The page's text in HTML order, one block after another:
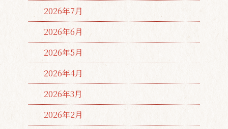
2026年7月
2026年6月
2026年5月
2026年4月
2026年3月
2026年2月